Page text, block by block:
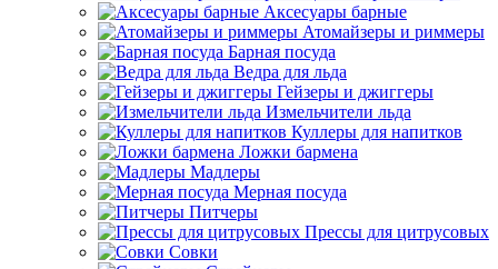
Аксесуары барные
Атомайзеры и риммеры
Барная посуда
Ведра для льда
Гейзеры и джиггеры
Измельчители льда
Куллеры для напитков
Ложки бармена
Мадлеры
Мерная посуда
Питчеры
Прессы для цитрусовых
Совки